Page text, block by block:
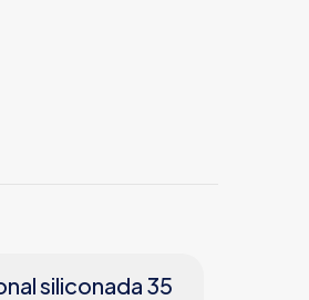
siliconada 35